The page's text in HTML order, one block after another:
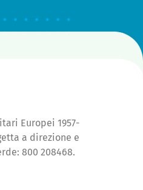
Europei 1957-
a direzione e
800 208468.